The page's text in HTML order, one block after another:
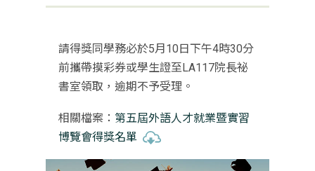
請得獎同學務必於5月10日下午4時30分
前攜帶摸彩券或學生證至LA117院長祕
書室領取，逾期不予受理。
相關檔案： 第五屆外語人才就業暨實習
博覽會得獎名單